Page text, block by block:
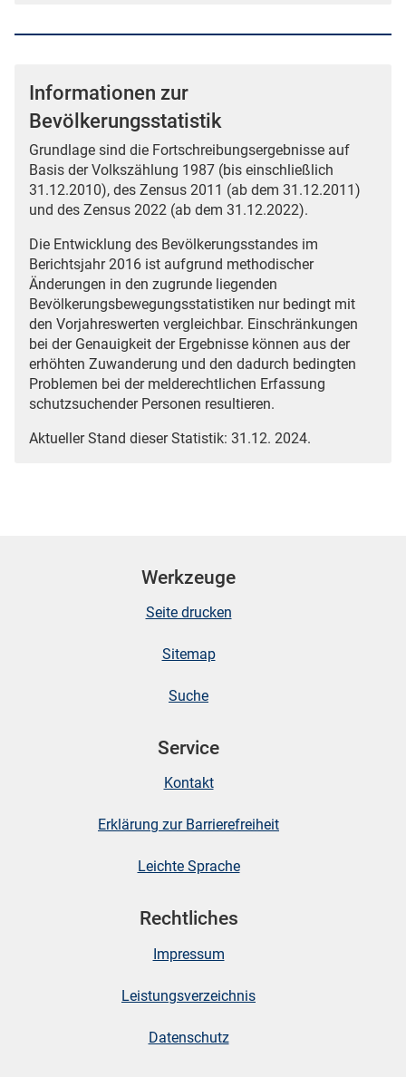
Informationen zur
Bevölkerungsstatistik
Grundlage sind die Fortschreibungsergebnisse auf
Basis der Volkszählung 1987 (bis einschließlich
31.12.2010), des Zensus 2011 (ab dem 31.12.2011)
und des Zensus 2022 (ab dem 31.12.2022).
Die Entwicklung des Bevölkerungsstandes im
Berichtsjahr 2016 ist aufgrund methodischer
Änderungen in den zugrunde liegenden
Bevölkerungsbewegungsstatistiken nur bedingt mit
den Vorjahreswerten vergleichbar. Einschränkungen
bei der Genauigkeit der Ergebnisse können aus der
erhöhten Zuwanderung und den dadurch bedingten
Problemen bei der melderechtlichen Erfassung
schutzsuchender Personen resultieren.
Aktueller Stand dieser Statistik: 31.12. 2024.
Werkzeuge
Seite drucken
Sitemap
Suche
Service
Kontakt
Erklärung zur Barrierefreiheit
Leichte Sprache
Rechtliches
Impressum
Leistungsverzeichnis
Datenschutz